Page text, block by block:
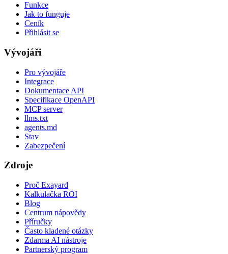
Funkce
Jak to funguje
Ceník
Přihlásit se
Vývojáři
Pro vývojáře
Integrace
Dokumentace API
Specifikace OpenAPI
MCP server
llms.txt
agents.md
Stav
Zabezpečení
Zdroje
Proč Exayard
Kalkulačka ROI
Blog
Centrum nápovědy
Příručky
Často kladené otázky
Zdarma AI nástroje
Partnerský program